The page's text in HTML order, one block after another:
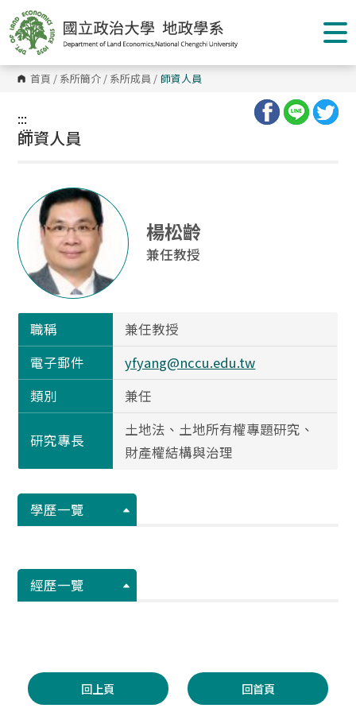
到
主
要
內
容
區 首頁 / 系所簡介 / 系所成員 / 師資人員
:::
:::
師資人員
楊松齡
兼任教授
職稱
兼任教授
電子郵件
yfyang@nccu.edu.tw
類別
兼任
研究專長
土地法、土地所有權專題研究、
財產權結構與治理
學歷一覽
經歷一覽
回上頁 回首頁